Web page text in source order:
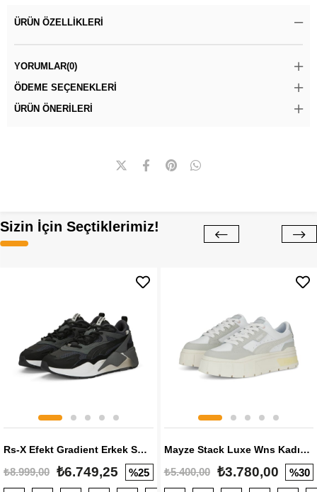
ÜRÜN ÖZELLIKLERI
YORUMLAR(0)
ÖDEME SEÇENEKLERI
ÜRÜN ÖNERILERI
Sizin İçin Seçtiklerimiz!
Rs-X Efekt Gradient Erkek Sneaker
₺8.999,00 ₺6.749,25 %25
Mayze Stack Luxe Wns Kadın Sneaker
₺5.400,00 ₺3.780,00 %30